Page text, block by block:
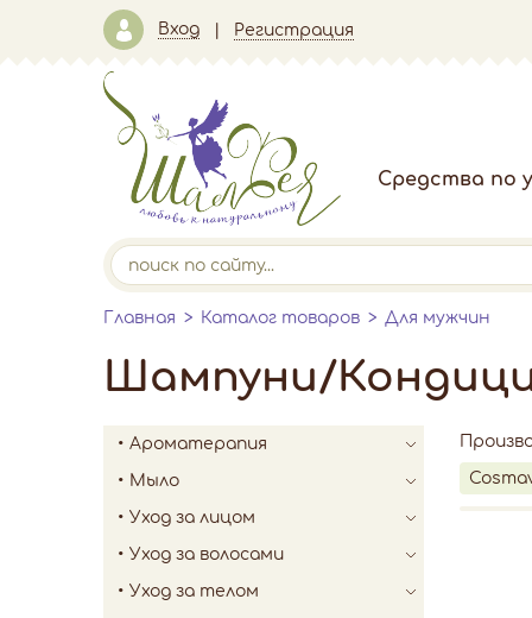
Вход Регистрация
Средства по
Главная Каталог товаров Для мужчин
Шампуни/
Ароматерапия
Мыло
Уход за лицом
Уход за волосами
Уход за телом